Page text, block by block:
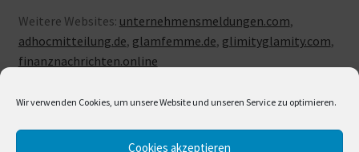
Wir verwenden Cookies, um unsere Website und unseren Service zu optimieren.
Cookies akzeptieren
Weitere Websites: unternehmensmeldungen.com,
adhocmitteilung.de, glamfemme.de, glimityglamity.com,
finanznachrichten.online